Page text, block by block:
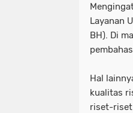
Layanan
BH). Di
Hal
kualitas
riset-riset